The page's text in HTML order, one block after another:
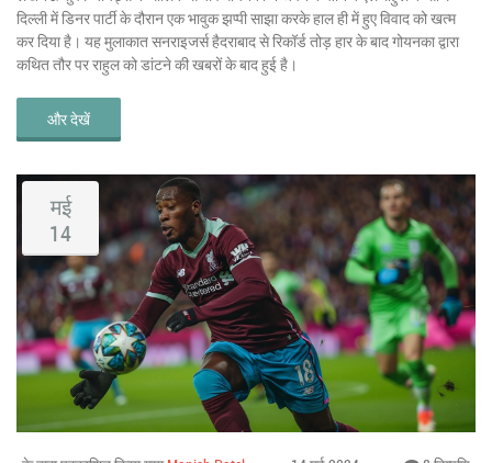
दिल्ली में डिनर पार्टी के दौरान एक भावुक झप्पी साझा करके हाल ही में हुए विवाद को खत्म
कर दिया है। यह मुलाकात सनराइजर्स हैदराबाद से रिकॉर्ड तोड़ हार के बाद गोयनका द्वारा
कथित तौर पर राहुल को डांटने की खबरों के बाद हुई है।
और देखें
मई
14